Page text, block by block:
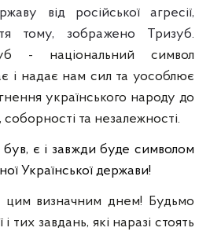
від російської агресії,
тому, зображено Тризуб.
- національний символ
і надає нам сил та уособлює
українського народу до
соборності та незалежності.
є і завжди буде символом
Української держави!
цим визначним днем! Будьмо
і тих завдань, які наразі стоять